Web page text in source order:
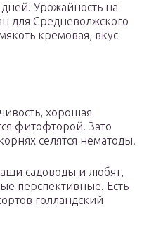
Урожайность на
для Средневолжского
кремовая, вкус
хорошая
фитофторой. Зато
селятся нематоды.
садоводы и любят,
перспективные. Есть
голландский